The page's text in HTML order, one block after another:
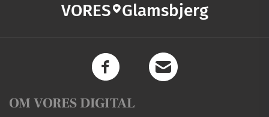
VORES Glamsbjerg
OM VORES DIGITAL